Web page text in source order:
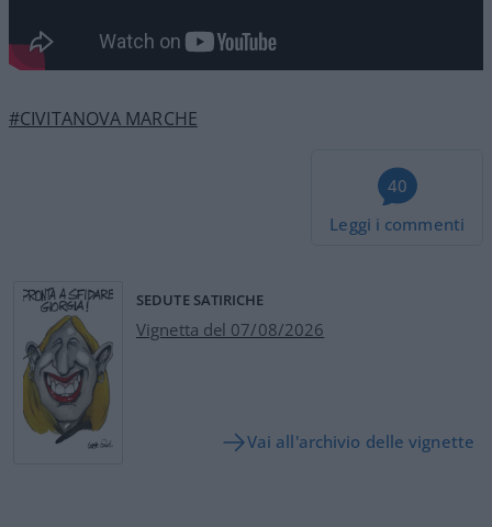
#CIVITANOVA MARCHE
40
Leggi i commenti
SEDUTE SATIRICHE
Vignetta del 07/08/2026
Vai all'archivio delle vignette